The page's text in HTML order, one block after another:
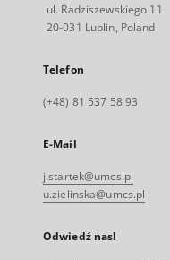
ul. Radziszewskiego 11
20-031 Lublin, Poland
Telefon
(+48) 81 537 58 93
E-Mail
j.startek@umcs.pl
u.zielinska@umcs.pl
Odwiedź nas!